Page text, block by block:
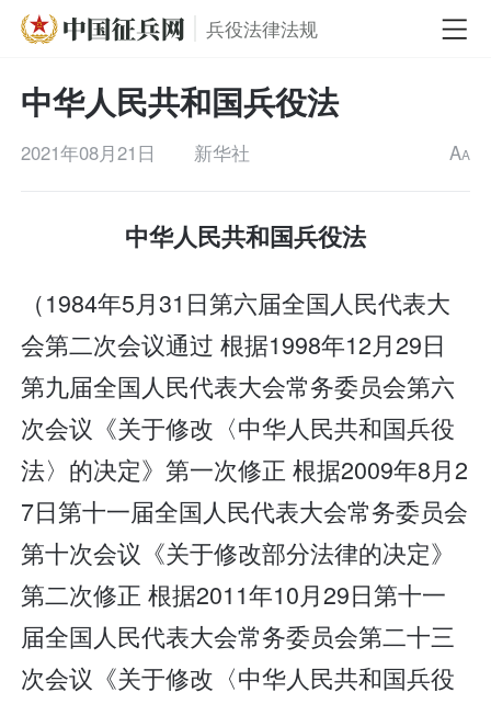
兵役法律法规
中华人民共和国兵役法
2021年08月21日 新华社 AA
中华人民共和国兵役法
（1984年5月31日第六届全国人民代表大
会第二次会议通过 根据1998年12月29日
第九届全国人民代表大会常务委员会第六
次会议《关于修改〈中华人民共和国兵役
法〉的决定》第一次修正 根据2009年8月2
7日第十一届全国人民代表大会常务委员会
第十次会议《关于修改部分法律的决定》
第二次修正 根据2011年10月29日第十一
届全国人民代表大会常务委员会第二十三
次会议《关于修改〈中华人民共和国兵役